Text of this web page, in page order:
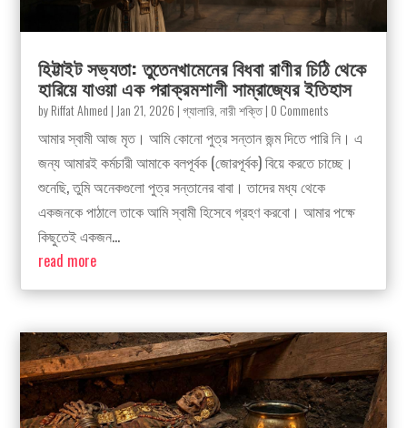
হিট্টাইট সভ্যতা: তুতেনখামেনের বিধবা রাণীর চিঠি থেকে
হারিয়ে যাওয়া এক পরাক্রমশালী সাম্রাজ্যের ইতিহাস
byRiffat Ahmed | Jan 21, 2026 |গ্যালারি ,নারী শক্তি| 0 Comments
আমার স্বামী আজ মৃত। আমি কোনো পুত্র সন্তান জন্ম দিতে পারি নি। এ
জন্য আমারই কর্মচারী আমাকে বলপূর্বক (জোরপূর্বক) বিয়ে করতে চাচ্ছে।
শুনেছি, তুমি অনেকগুলো পুত্র সন্তানের বাবা। তাদের মধ্য থেকে
একজনকে পাঠালে তাকে আমি স্বামী হিসেবে গ্রহণ করবো। আমার পক্ষে
কিছুতেই একজন...
read more